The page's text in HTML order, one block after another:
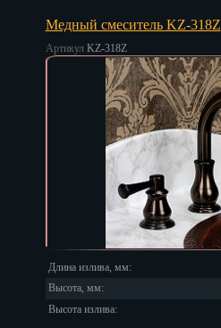
Медный смеситель KZ-318Z
Артикул KZ-318Z
Длина излива, мм:
Высота, мм:
Высота излива: